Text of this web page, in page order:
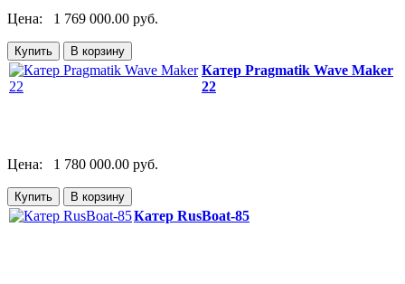
Цена: 1 769 000.00 руб.
Катер Pragmatik Wave Maker
22
Цена: 1 780 000.00 руб.
Катер RusBoat-85